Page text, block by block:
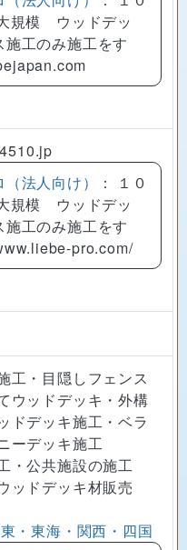
規模 ウッドデッ
施工のみ施工をす
法人向け）
： １０
規模 ウッドデッ
施工のみ施工をす
pro.com/
工・目隠しフェンス
ウッドデッキ・外構
ドデッキ施工・ベラ
ーデッキ施工
・公共施設の施工
ッドデッキ材販売
・東海・関西・四国